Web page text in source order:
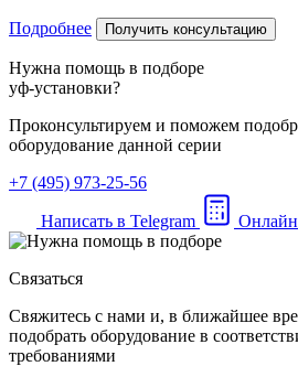
Подробнее Получить консультацию
Нужна помощь в подборе
уф-установки?
Проконсультируем и поможем
оборудование данной серии
+7 (495) 973-25-56
Написать в Telegram
Связаться
Свяжитесь с нами и, в ближайшее
подобрать оборудование в
требованиями